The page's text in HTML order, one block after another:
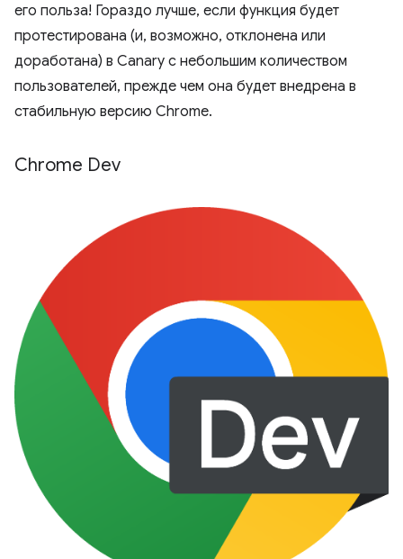
его польза! Гораздо лучше, если функция будет
протестирована (и, возможно, отклонена или
доработана) в Canary с небольшим количеством
пользователей, прежде чем она будет внедрена в
стабильную версию Chrome.
Chrome Dev